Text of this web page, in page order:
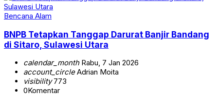
Bencana Alam
BNPB Tetapkan Tanggap Darurat Banjir Bandang
di Sitaro, Sulawesi Utara
calendar_monthRabu, 7 Jan 2026
account_circleAdrian Moita
visibility773
0Komentar